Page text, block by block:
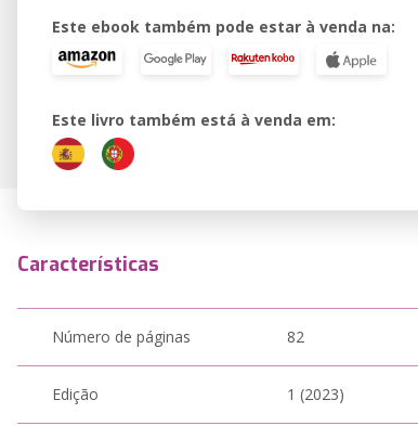
Este ebook também pode estar à venda na:
Este livro também está à venda em:
Características
Número de páginas 82
Edição 1 (2023)